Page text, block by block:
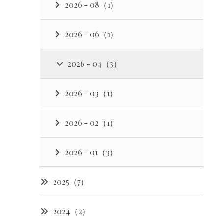
2026 - 08（1）
2026 - 06（1）
2026 - 04（3）
2026 - 03（1）
2026 - 02（1）
2026 - 01（3）
2025（7）
2024（2）